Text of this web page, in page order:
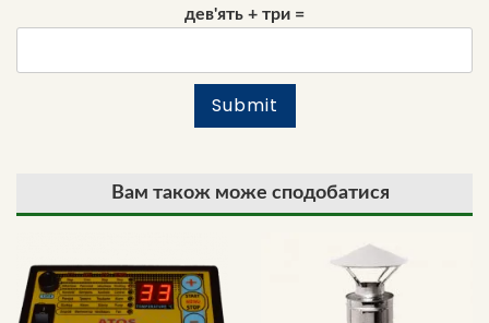
дев'ять + три =
Вам також може сподобатися